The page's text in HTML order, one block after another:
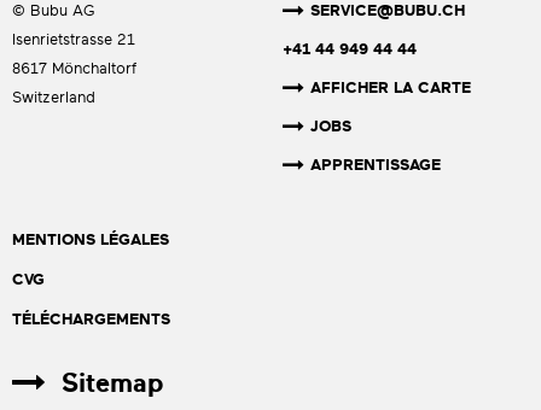
© Bubu AG
Isenrietstrasse 21
8617 Mönchaltorf
Switzerland
SERVICE@BUBU.CH
+41 44 949 44 44
AFFICHER LA CARTE
JOBS
APPRENTISSAGE
MENTIONS LÉGALES
CVG
TÉLÉCHARGEMENTS
Sitemap